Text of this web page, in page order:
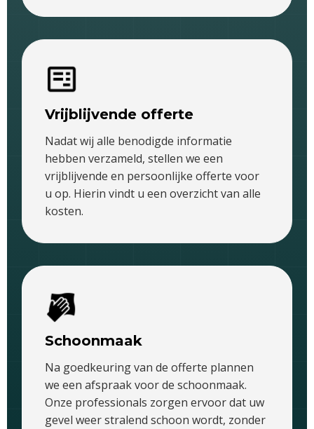
Vrijblijvende offerte
Nadat wij alle benodigde informatie
hebben verzameld, stellen we een
vrijblijvende en persoonlijke offerte voor
u op. Hierin vindt u een overzicht van alle
kosten.
Schoonmaak
Na goedkeuring van de offerte plannen
we een afspraak voor de schoonmaak.
Onze professionals zorgen ervoor dat uw
gevel weer stralend schoon wordt, zonder